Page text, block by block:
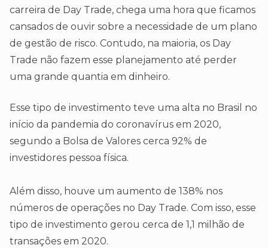
carreira de Day Trade, chega uma hora que ficamos
cansados de ouvir sobre a necessidade de um plano
de gestão de risco. Contudo, na maioria, os Day
Trade não fazem esse planejamento até perder
uma grande quantia em dinheiro.
Esse tipo de investimento teve uma alta no Brasil no
início da pandemia do coronavírus em 2020,
segundo a Bolsa de Valores cerca 92% de
investidores pessoa física.
Além disso, houve um aumento de 138% nos
números de operações no Day Trade. Com isso, esse
tipo de investimento gerou cerca de 1,1 milhão de
transações em 2020.